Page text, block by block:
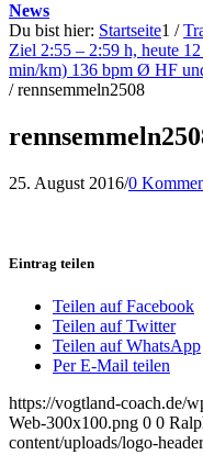
News
Du bist hier: Startseite1 /
Ziel 2:55 – 2:59 h, heute
min/km) 136 bpm Ø HF
/ rennsemmeln2508
25. August 2016/0
Eintrag teilen
Teilen auf Facebook
Teilen auf Twitter
Teilen auf WhatsApp
Per E-Mail teilen
https://vogtland-coach.de/
Web-300x100.png 0 0
content/uploads/logo-